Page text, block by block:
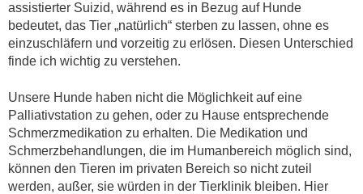
assistierter Suizid, während es in Bezug auf Hunde
bedeutet, das Tier „natürlich“ sterben zu lassen, ohne es
einzuschläfern und vorzeitig zu erlösen. Diesen Unterschied
finde ich wichtig zu verstehen.
Unsere Hunde haben nicht die Möglichkeit auf eine
Palliativstation zu gehen, oder zu Hause entsprechende
Schmerzmedikation zu erhalten. Die Medikation und
Schmerzbehandlungen, die im Humanbereich möglich sind,
können den Tieren im privaten Bereich so nicht zuteil
werden, außer, sie würden in der Tierklinik bleiben. Hier